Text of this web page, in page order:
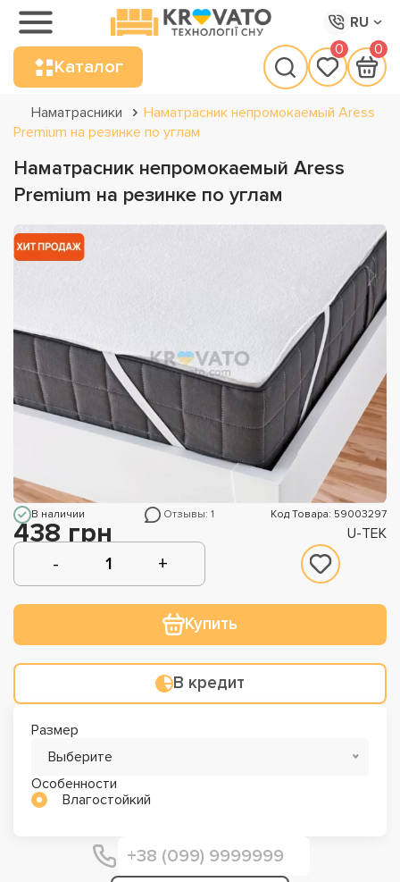
RU
Каталог
0 0
Наматрасники
Наматрасник непромокаемый Aress
Premium на резинке по углам
Наматрасник непромокаемый Aress
Premium на резинке по углам
В наличии Отзывы: 1 Код Товара: 59003297
438 грн U-TEK
Купить
В кредит
Размер
Выберите
Особенности
Влагостойкий